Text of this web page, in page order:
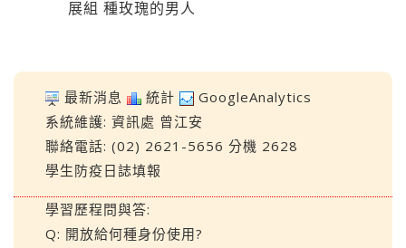
展組 種玫瑰的男人
最新消息 統計
GoogleAnalytics
系統維護: 資訊處 曾江安
聯絡電話: (02) 2621-5656 分機 2628
學生防疫日誌填報
學習歷程問與答:
Q: 開放給何種身份使用?